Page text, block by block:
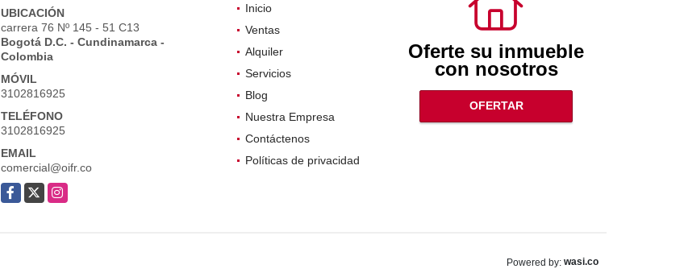
UBICACIÓN
carrera 76 Nº 145 - 51 C13
Bogotá D.C. - Cundinamarca -
Colombia
MÓVIL
3102816925
TELÉFONO
3102816925
EMAIL
comercial@oifr.co
Facebook
X Instagram
Inicio
Ventas
Alquiler
Servicios
Blog
Nuestra Empresa
Contáctenos
Políticas de privacidad
Oferte su inmueble
con nosotros
OFERTAR
Powered by: wasi.co